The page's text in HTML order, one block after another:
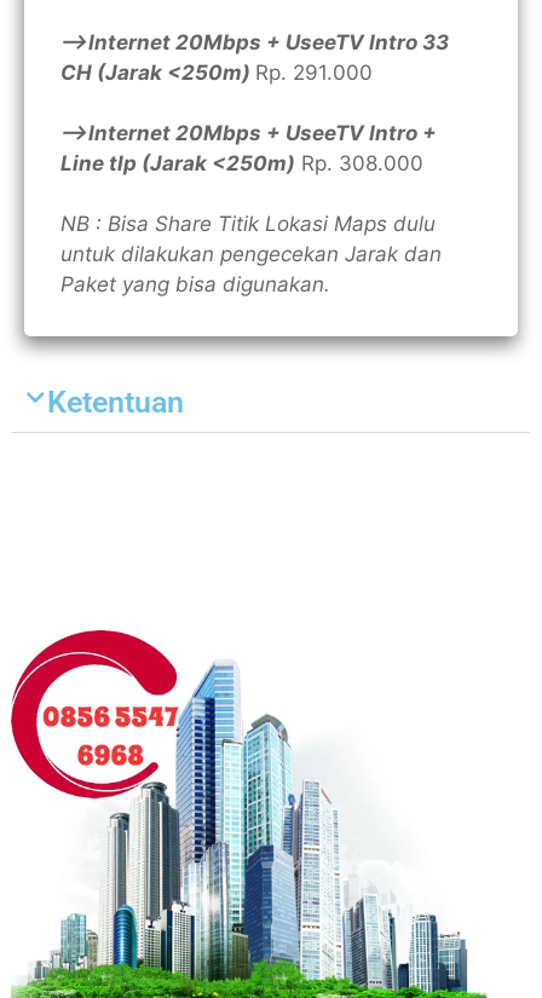
—>Internet 20Mbps + UseeTV Intro 33
CH (Jarak <250m) Rp. 291.000
—>Internet 20Mbps + UseeTV Intro +
Line tlp (Jarak <250m) Rp. 308.000
NB : Bisa Share Titik Lokasi Maps dulu
untuk dilakukan pengecekan Jarak dan
Paket yang bisa digunakan.
Ketentuan